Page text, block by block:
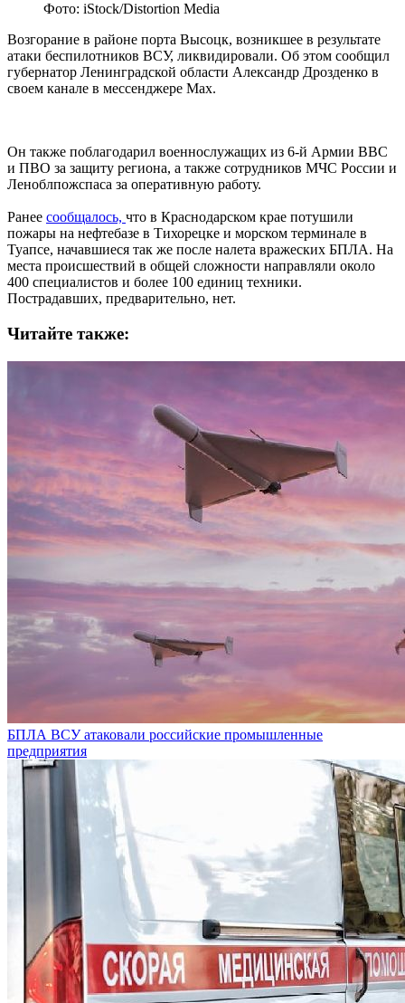
Фото: iStock/Distortion Media
Возгорание в районе порта Высоцк, возникшее в результате
атаки беспилотников ВСУ, ликвидировали. Об этом сообщил
губернатор Ленинградской области Александр Дрозденко в
своем канале в мессенджере Max.
Он также поблагодарил военнослужащих из 6-й Армии ВВС
и ПВО за защиту региона, а также сотрудников МЧС России и
Леноблпожспаса за оперативную работу.
Ранее сообщалось, что в Краснодарском крае потушили
пожары на нефтебазе в Тихорецке и морском терминале в
Туапсе, начавшиеся так же после налета вражеских БПЛА. На
места происшествий в общей сложности направляли около
400 специалистов и более 100 единиц техники.
Пострадавших, предварительно, нет.
Читайте также:
БПЛА ВСУ атаковали российские промышленные
предприятия